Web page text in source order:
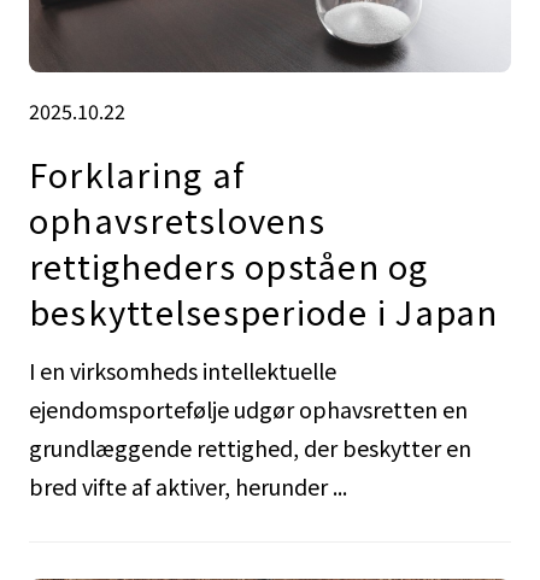
2025.10.22
Forklaring af
ophavsretslovens
rettigheders opståen og
beskyttelsesperiode i Japan
I en virksomheds intellektuelle
ejendomsportefølje udgør ophavsretten en
grundlæggende rettighed, der beskytter en
bred vifte af aktiver, herunder ...